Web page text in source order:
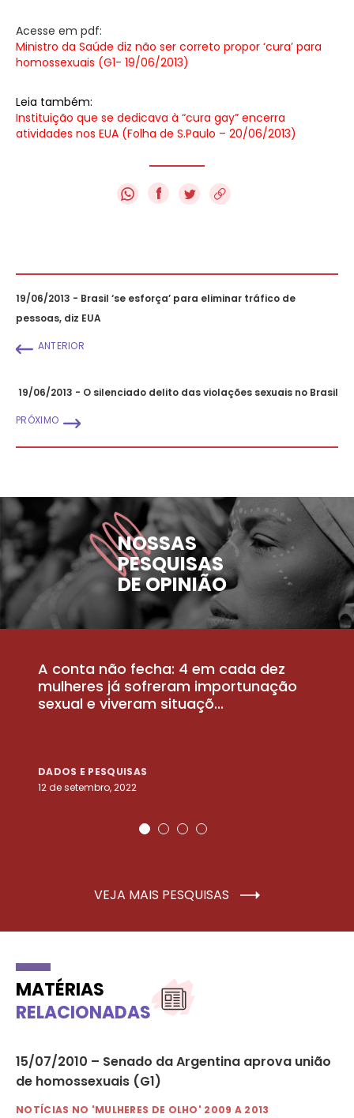
Acesse em pdf:
Ministro da Saúde diz não ser correto propor ‘cura’ para
homossexuais (G1- 19/06/2013)
Leia também:
Instituição que se dedicava à “cura gay” encerra
atividades nos EUA (Folha de S.Paulo – 20/06/2013)
f
19/06/2013 - Brasil ‘se esforça’ para eliminar tráfico de
pessoas, diz EUA
ANTERIOR
19/06/2013 - O silenciado delito das violações sexuais no Brasil
PRÓXIMO
NOSSAS
PESQUISAS
DE OPINIÃO
A conta não fecha: 4 em cada dez
mulheres já sofreram importunação
sexual e viveram situaçõ...
DADOS E PESQUISAS
12 de setembro, 2022
VEJA MAIS PESQUISAS
MATÉRIAS
RELACIONADAS
15/07/2010 – Senado da Argentina aprova união
de homossexuais (G1)
NOTÍCIAS NO 'MULHERES DE OLHO' 2009 A 2013